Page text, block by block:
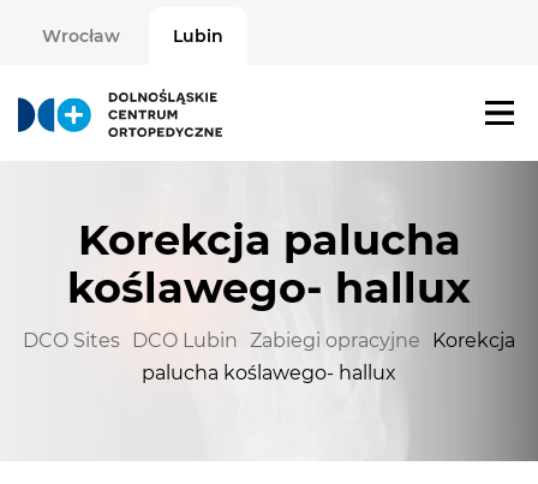
Wrocław Lubin
Korekcja palucha
koślawego- hallux
DCO Sites DCO Lubin Zabiegi opracyjne
Korekcja
palucha koślawego- hallux